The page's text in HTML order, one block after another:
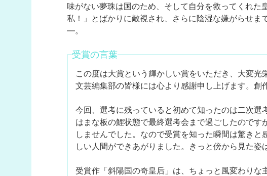
味がない夢珠は国のため、そして自分を救ってくれ
私！」とばかりに敵視され、さらに陰湿な嫌がらせ
―。
受賞の言葉
この度は大賞という輝かしい賞をいただき、大変
文芸編集部の皆様には心より感謝申し上げます。創
今回、選考に残っていると初めて知ったのは二次
はまな板の鯉状態で最終選考会まで過ごしたので
しませんでした。なので受賞を知った瞬間は驚
しい人間ができあがりました。きっと傍から見た姿
受賞作「斜陽国の奇皇后」は、ちょっと風変わり